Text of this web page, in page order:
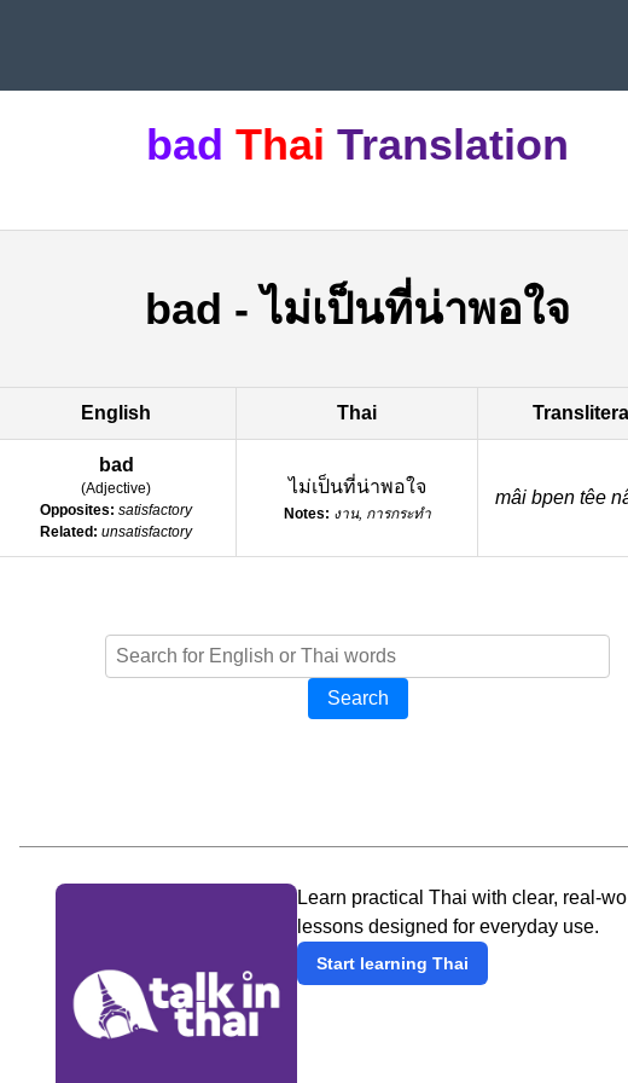
bad Thai Translation
bad -ไม่เป็นที่น่าพอใจ
English Thai
bad
(Adjective)
Opposites: satisfactory
Related: unsatisfactory
ไม่เป็นที่น่าพอใจ
Notes: งาน, การกระทำ
mâi bpen têe
Search
Learn practical Thai with clear, real-
lessons designed for everyday use.
Start learning Thai